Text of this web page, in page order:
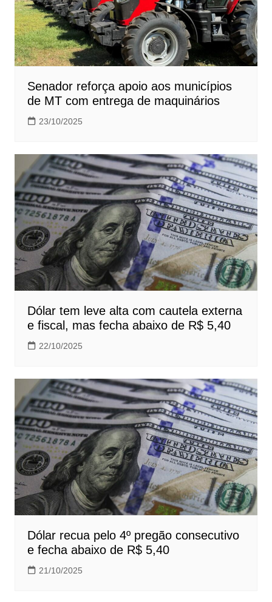
Senador reforça apoio aos municípios
de MT com entrega de maquinários
23/10/2025
Dólar tem leve alta com cautela externa
e fiscal, mas fecha abaixo de R$ 5,40
22/10/2025
Dólar recua pelo 4º pregão consecutivo
e fecha abaixo de R$ 5,40
21/10/2025